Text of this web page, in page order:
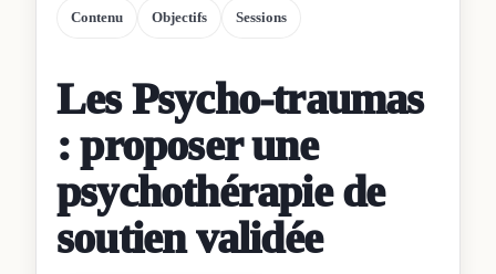
Contenu Objectifs Sessions
Les Psycho-traumas
: proposer une
psychothérapie de
soutien validée